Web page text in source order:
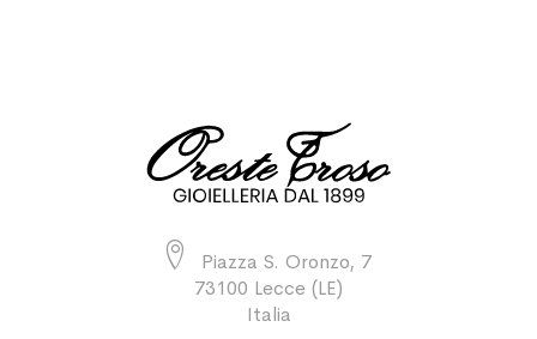
Piazza S. Oronzo, 7
73100 Lecce (LE)
Italia